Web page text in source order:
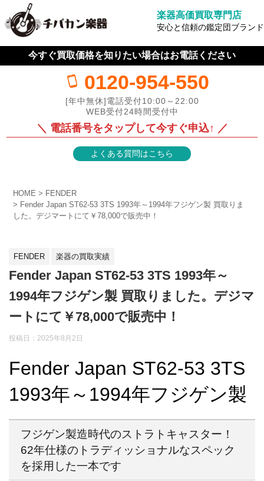
楽器高価買取専門店
安心と信頼の鑑定団ブランド
今すぐ買取価格を知りたい場合はお電話ください
0120-954-550
[年中無休]電話受付10:00～22:00
WEB受付24時間受付中
＼ 電話番号をタップして今すぐ申込↑ ／
よくある質問はこちら
HOME
FENDER
Fender Japan ST62-53 3TS 1993年～1994年フジゲン製 買取りま
した。デジマートにて￥78,000で販売中！
FENDER 楽器の買取実績
Fender Japan ST62-53 3TS 1993年～
1994年フジゲン製 買取りました。デジマ
ートにて￥78,000で販売中！
投稿日：2025年8月2日
Fender Japan ST62-53 3TS
1993年～1994年フジゲン製
フジゲン製造時代のストラトキャスター！
62年仕様のトラディッショナルなスペック
を採用した一本です